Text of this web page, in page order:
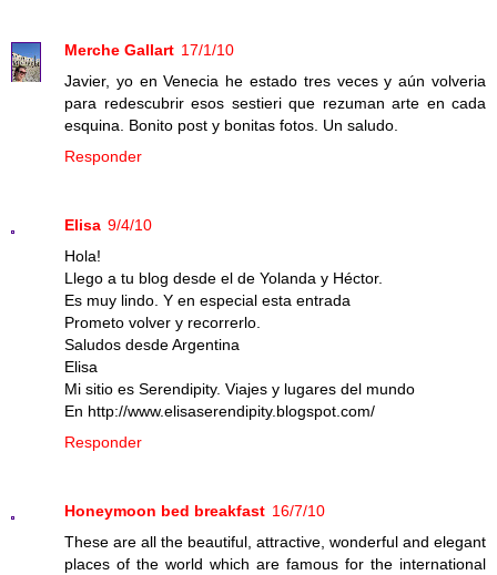
Merche Gallart 17/1/10
Javier, yo en Venecia he estado tres veces y aún volveria
para redescubrir esos sestieri que rezuman arte en cada
esquina. Bonito post y bonitas fotos. Un saludo.
Responder
Elisa 9/4/10
Hola!
Llego a tu blog desde el de Yolanda y Héctor.
Es muy lindo. Y en especial esta entrada
Prometo volver y recorrerlo.
Saludos desde Argentina
Elisa
Mi sitio es Serendipity. Viajes y lugares del mundo
En http://www.elisaserendipity.blogspot.com/
Responder
Honeymoon bed breakfast 16/7/10
These are all the beautiful, attractive, wonderful and elegant
places of the world which are famous for the international